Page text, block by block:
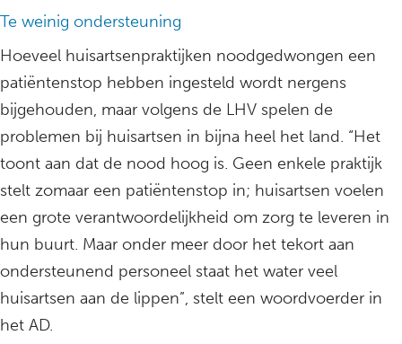
Te weinig ondersteuning
Hoeveel huisartsenpraktijken noodgedwongen een
patiëntenstop hebben ingesteld wordt nergens
bijgehouden, maar volgens de LHV spelen de
problemen bij huisartsen in bijna heel het land. “Het
toont aan dat de nood hoog is. Geen enkele praktijk
stelt zomaar een patiëntenstop in; huisartsen voelen
een grote verantwoordelijkheid om zorg te leveren in
hun buurt. Maar onder meer door het tekort aan
ondersteunend personeel staat het water veel
huisartsen aan de lippen”, stelt een woordvoerder in
het AD.